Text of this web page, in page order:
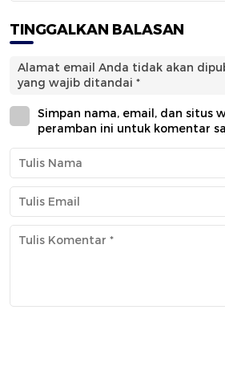
TINGGALKAN BALASAN
Alamat email Anda tidak akan
yang wajib ditandai *
Simpan nama, email, dan situs
peramban ini untuk komentar